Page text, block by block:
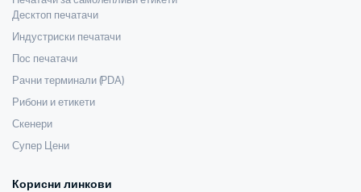
Десктоп печатачи
Индустриски печатачи
Пос печатачи
Рачни терминали (PDA)
Рибони и етикети
Скенери
Супер Цени
Корисни линкови